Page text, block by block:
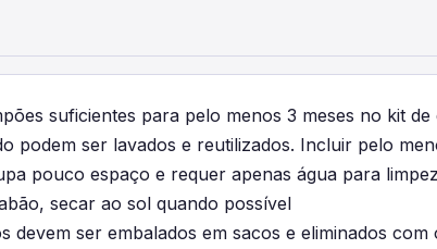
suficientes para pelo menos 3 meses no kit de
podem ser lavados e reutilizados. Incluir pelo
pouco espaço e requer apenas água para
secar ao sol quando possível
devem ser embalados em sacos e eliminados com